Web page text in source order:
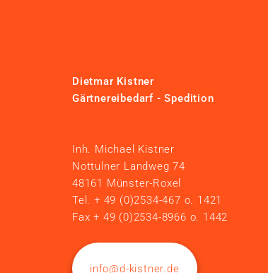
Dietmar Kistner
Gärtnereibedarf - Spedition
Inh. Michael Kistner
Nottulner Landweg 74
48161 Münster-Roxel
Tel. + 49 (0)2534-467 o. 1421
Fax + 49 (0)2534-8966 o. 1442
info@d-kistner.de